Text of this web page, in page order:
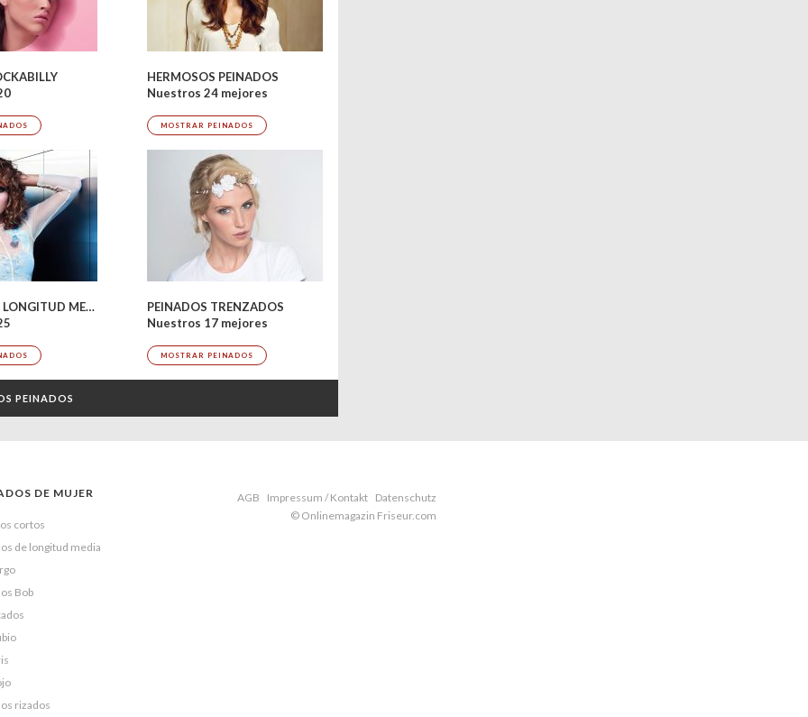
HERMOSOS PEINADOS
Nuestros 24 mejores
MOSTRAR PEINADOS
PEINADOS DE LONGITUD MEDIA
PEINADOS TRENZADOS
Nuestros 17 mejores
MOSTRAR PEINADOS
PEINADOS
DE MUJER
cortos
de longitud media
Bob
rizados
AGB Impressum / Kontakt Datenschutz
© Onlinemagazin Friseur.com